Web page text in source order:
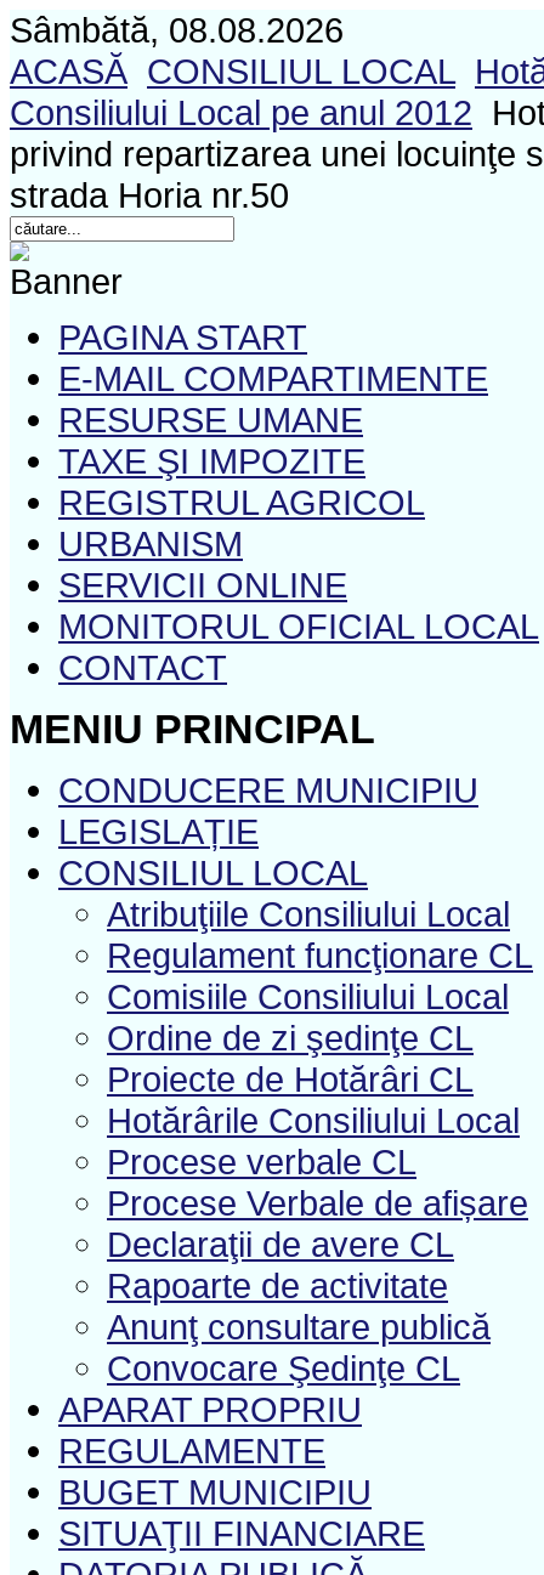
Sâmbătă, 08.08.2026
ACASĂ CONSILIUL LOCAL
Consiliului Local pe anul 2012
privind repartizarea unei locuinţe
strada Horia nr.50
PAGINA START
E-MAIL COMPARTIMENTE
RESURSE UMANE
TAXE ŞI IMPOZITE
REGISTRUL AGRICOL
URBANISM
SERVICII ONLINE
MONITORUL OFICIAL LOCAL
CONTACT
MENIU PRINCIPAL
CONDUCERE MUNICIPIU
LEGISLAȚIE
CONSILIUL LOCAL
Atribuţiile Consiliului Local
Regulament funcţionare CL
Comisiile Consiliului Local
Ordine de zi şedinţe CL
Proiecte de Hotărâri CL
Hotărârile Consiliului Local
Procese verbale CL
Procese Verbale de afișare
Declaraţii de avere CL
Rapoarte de activitate
Anunţ consultare publică
Convocare Şedinţe CL
APARAT PROPRIU
REGULAMENTE
BUGET MUNICIPIU
SITUAŢII FINANCIARE